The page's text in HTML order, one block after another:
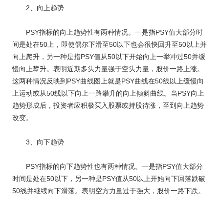
2、向上趋势
PSY指标的向上趋势性有两种情况。一是指PSY值大部分时
间是处在50上，即使偶尔下滑至50以下也会很快回升至50以上并
向上爬升，另一种是指PSY值从50以下开始向上一举冲过50并缓
慢向上攀升。表明近期多头力量强于空头力量，股价一路上涨。
这两种情况反映到PSY曲线图上就是PSY曲线在50线以上缓慢向
上运动或从50线以下向上一路攀升的向上倾斜曲线。当PSY向上
趋势形成后，投资者应积极买入股票或持股待涨，至到向上趋势
改变。
3、向下趋势
PSY指标的向下趋势性也有两种情况。一是指PSY值大部分
时间是处在50以下，另一种是PSY值从50以上开始向下回落跌破
50线并继续向下滑落。表明空方力量过于强大，股价一路下跌。